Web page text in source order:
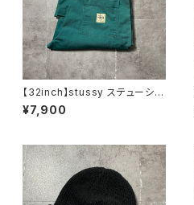
【32inch】stussy ステューシ
ー ジッパーフライ グリー
ン ダブルニー ワークパンツ
¥7,900